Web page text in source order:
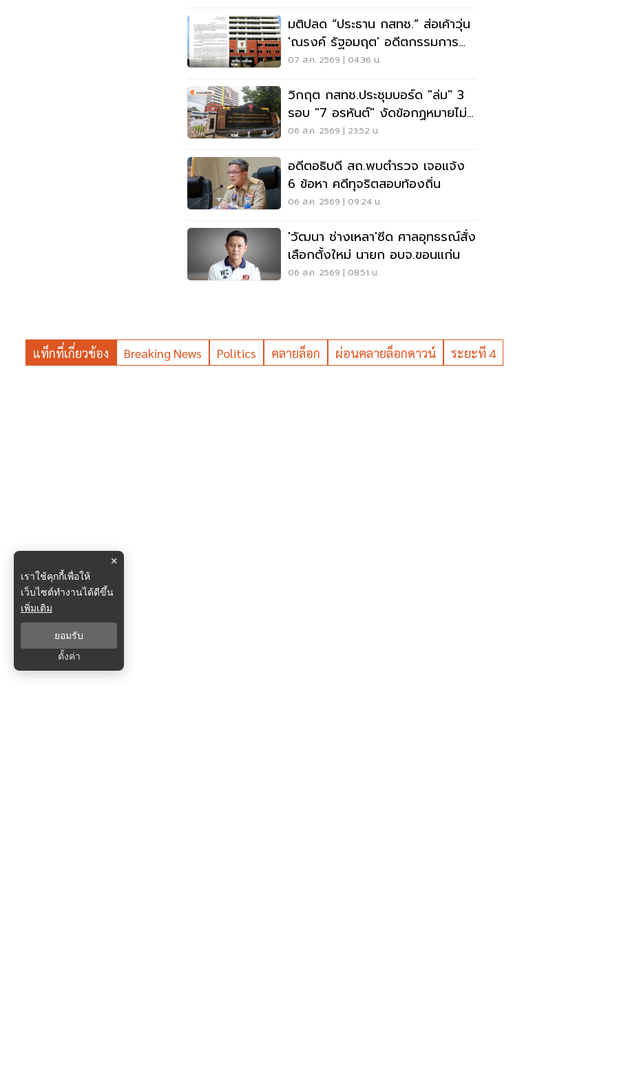
มติปลด “ประธาน กสทช.” ส่อเค้าวุ่น
'ณรงค์ รัฐอมฤต' อดีตกรรมการ
สรรหาโต้ข้อวินิจฉัย
07 ส.ค. 2569 | 04:36 น.
วิกฤต กสทช.ประชุมบอร์ด "ล่ม" 3
รอบ "7 อรหันต์" งัดข้อกฏหมายไม่มี
ใครยอมใคร
06 ส.ค. 2569 | 23:52 น.
อดีตอธิบดี สถ.พบตำรวจ เจอแจ้ง
6 ข้อหา คดีทุจริตสอบท้องถิ่น
06 ส.ค. 2569 | 09:24 น.
'วัฒนา ช่างเหลา'ซีด ศาลอุทธรณ์สั่ง
เลือกตั้งใหม่ นายก อบจ.ขอนแก่น
06 ส.ค. 2569 | 08:51 น.
แท็กที่เกี่ยวข้อง Breaking News Politics คลายล็อก ผ่อนคลายล็อกดาวน์ ระยะที 4
×
เราใช้คุกกี้เพื่อให้
เว็บไซต์ทำงานได้ดีขึ้น
เพิ่มเติม
ยอมรับ
ตั้งค่า